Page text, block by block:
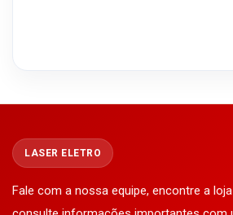
LASER ELETRO
Fale com a nossa equipe, encontre a